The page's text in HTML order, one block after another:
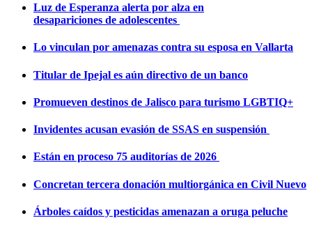
Luz de Esperanza alerta por alza en
desapariciones de adolescentes
Lo vinculan por amenazas contra su esposa en Vallarta
Titular de Ipejal es aún directivo de un banco
Promueven destinos de Jalisco para turismo LGBTIQ+
Invidentes acusan evasión de SSAS en suspensión
Están en proceso 75 auditorías de 2026
Concretan tercera donación multiorgánica en Civil Nuevo
Árboles caídos y pesticidas amenazan a oruga peluche